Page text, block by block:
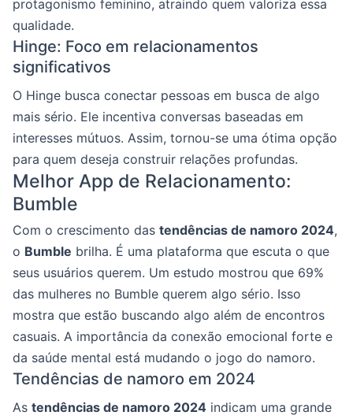
protagonismo feminino, atraindo quem valoriza essa
qualidade.
Hinge: Foco em relacionamentos
significativos
O Hinge busca conectar pessoas em busca de algo
mais sério. Ele incentiva conversas baseadas em
interesses mútuos. Assim, tornou-se uma ótima opção
para quem deseja construir relações profundas.
Melhor App de Relacionamento:
Bumble
Com o crescimento das tendências de namoro 2024,
o Bumble brilha. É uma plataforma que escuta o que
seus usuários querem. Um estudo mostrou que 69%
das mulheres no Bumble querem algo sério. Isso
mostra que estão buscando algo além de encontros
casuais. A importância da conexão emocional forte e
da saúde mental está mudando o jogo do namoro.
Tendências de namoro em 2024
As tendências de namoro 2024 indicam uma grande